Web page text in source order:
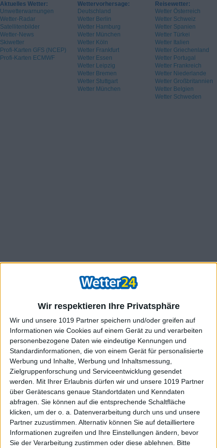
Wir respektieren Ihre Privatsphäre
Wir und unsere 1019 Partner speichern und/oder greifen auf
Informationen wie Cookies auf einem Gerät zu und verarbeiten
personenbezogene Daten wie eindeutige Kennungen und
Standardinformationen, die von einem Gerät für personalisierte
Werbung und Inhalte, Werbung und Inhaltsmessung,
Zielgruppenforschung und Serviceentwicklung gesendet
werden.
Mit Ihrer Erlaubnis dürfen wir und unsere 1019 Partner
über Gerätescans genaue Standortdaten und Kenndaten
abfragen. Sie können auf die entsprechende Schaltfläche
klicken, um der o. a. Datenverarbeitung durch uns und unsere
Partner zuzustimmen. Alternativ können Sie auf detailliertere
Informationen zugreifen und Ihre Einstellungen ändern, bevor
Sie der Verarbeitung zustimmen oder diese ablehnen.
Bitte
Aktuelles Wetter:
Unwetterwarnungen
Wetter-Radar
Satellitenbilder
Wetter-News
Skiwetter
Profi-Karten GFS (NCEP)
Profi-Karten ECMWF
Wettervorhersage:
Deutschland
Wetter Berlin
Wetter Hamburg
Wetter München
Wetter Köln
Wetter Frankfurt
Wetter Essen
Wetter Leipzig
Wetter Bremen
Wetter Stuttgart
Wetter München
Reisewetter:
Wetter Österreich
Wetter Schweiz
Wetter Spanien
Wetter Türkei
Wetter Italien
Wetter Griechenland
Wetter Portugal
Wetter Frankreich
Wetter Niederlande
Wetter Großbritannien
Wetter Belgien
Wetter Schweden